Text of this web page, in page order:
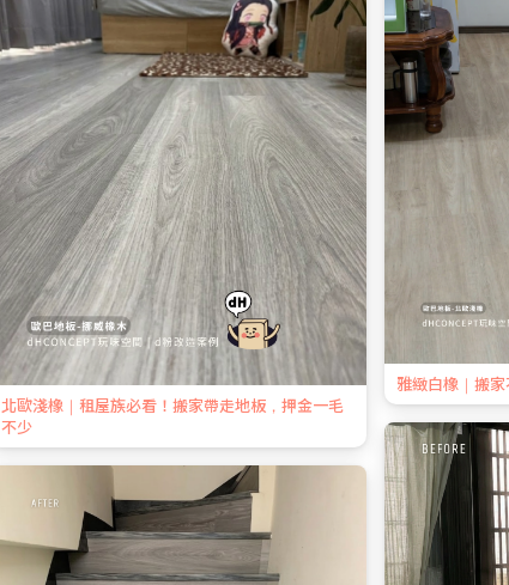
北歐淺橡｜租屋族必看！搬家帶走地板，押金一毛
不少
雅緻白橡｜搬